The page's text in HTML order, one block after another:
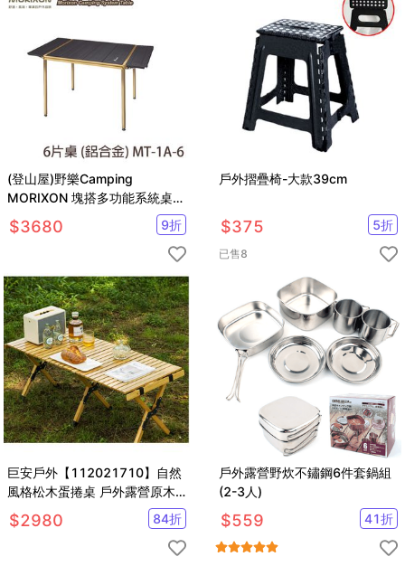
(登山屋)野樂Camping
MORIXON 塊搭多功能系統桌-6
片MT-1A-6
$3680 9折
戶外摺疊椅-大款39cm
$375 5折
已售8
巨安戶外【112021710】自然
風格松木蛋捲桌 戶外露營原木
蛋捲桌 含收納袋
$2980 84折
戶外露營野炊不鏽鋼6件套鍋組
(2-3人)
$559 41折